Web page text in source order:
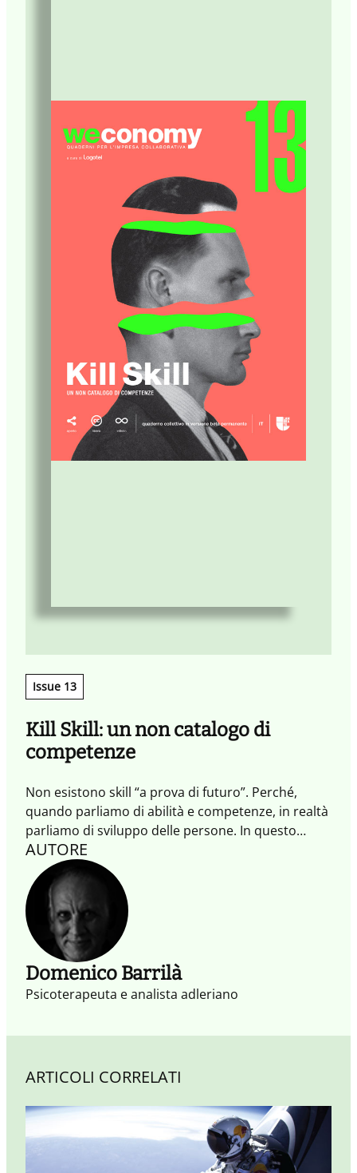
Issue 13
Kill Skill: un non catalogo di
competenze
Non esistono skill “a prova di futuro”. Perché,
quando parliamo di abilità e competenze, in realtà
parliamo di sviluppo delle persone. In questo
Quaderno abbiamo affrontato il tema delle skill dal
punto di vista sistemico, per esplorare ciò che
ispira e motiva a imparare, a praticare nuovi
comportamenti e innesca percorsi evolutivi che
connettono persone e organizzazioni.
AUTORE
Domenico Barrilà
Psicoterapeuta e analista adleriano
ARTICOLI CORRELATI